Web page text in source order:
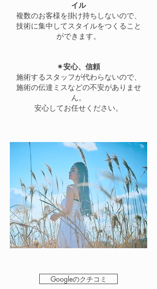
イル
複数のお客様を掛け持ちしないので、
技術に集中してスタイルをつくること
ができます。
✴︎安心、信頼
施術するスタッフが代わらないので、
施術の伝達ミスなどの不安がありませ
ん。
​安心してお任せください。
Googleのクチコミ